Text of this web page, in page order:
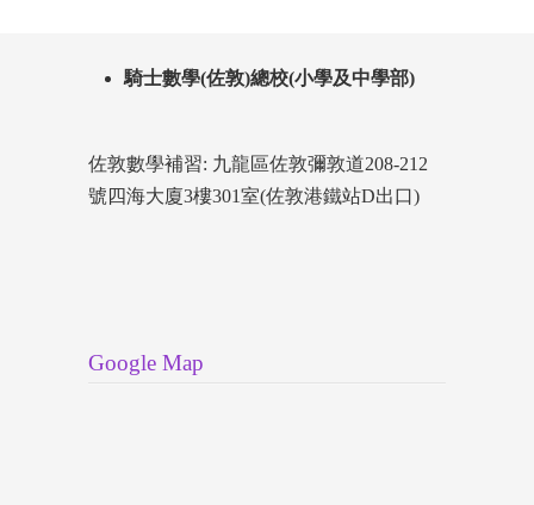
騎士數學(佐敦)總校(小學及中學部)
佐敦數學補習: 九龍區佐敦彌敦道208-212
號四海大廈3樓301室(佐敦港鐵站D出口)
Google Map